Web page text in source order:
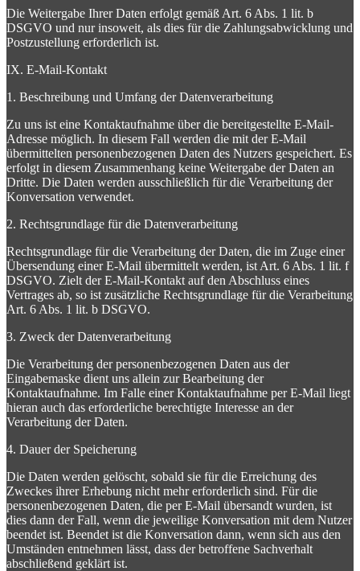
Die Weitergabe Ihrer Daten erfolgt gemäß Art. 6 Abs. 1 lit. b
DSGVO und nur insoweit, als dies für die Zahlungsabwicklung und
Postzustellung erforderlich ist.
IX. E-Mail-Kontakt
1. Beschreibung und Umfang der Datenverarbeitung
Zu uns ist eine Kontaktaufnahme über die bereitgestellte E-Mail-
Adresse möglich. In diesem Fall werden die mit der E-Mail
übermittelten personenbezogenen Daten des Nutzers gespeichert. Es
erfolgt in diesem Zusammenhang keine Weitergabe der Daten an
Dritte. Die Daten werden ausschließlich für die Verarbeitung der
Konversation verwendet.
2. Rechtsgrundlage für die Datenverarbeitung
Rechtsgrundlage für die Verarbeitung der Daten, die im Zuge einer
Übersendung einer E-Mail übermittelt werden, ist Art. 6 Abs. 1 lit. f
DSGVO. Zielt der E-Mail-Kontakt auf den Abschluss eines
Vertrages ab, so ist zusätzliche Rechtsgrundlage für die Verarbeitung
Art. 6 Abs. 1 lit. b DSGVO.
3. Zweck der Datenverarbeitung
Die Verarbeitung der personenbezogenen Daten aus der
Eingabemaske dient uns allein zur Bearbeitung der
Kontaktaufnahme. Im Falle einer Kontaktaufnahme per E-Mail liegt
hieran auch das erforderliche berechtigte Interesse an der
Verarbeitung der Daten.
4. Dauer der Speicherung
Die Daten werden gelöscht, sobald sie für die Erreichung des
Zweckes ihrer Erhebung nicht mehr erforderlich sind. Für die
personenbezogenen Daten, die per E-Mail übersandt wurden, ist
dies dann der Fall, wenn die jeweilige Konversation mit dem Nutzer
beendet ist. Beendet ist die Konversation dann, wenn sich aus den
Umständen entnehmen lässt, dass der betroffene Sachverhalt
abschließend geklärt ist.